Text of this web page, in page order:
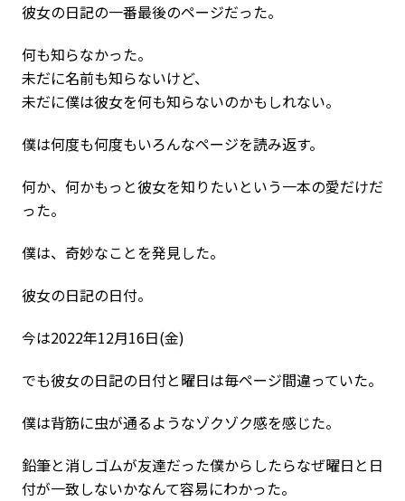
彼女の日記の一番最後のページだった。
何も知らなかった。
未だに名前も知らないけど、
未だに僕は彼女を何も知らないのかもしれない。
僕は何度も何度もいろんなページを読み返す。
何か、何かもっと彼女を知りたいという一本の愛だけだ
った。
僕は、奇妙なことを発見した。
彼女の日記の日付。
今は2022年12月16日(金)
でも彼女の日記の日付と曜日は毎ページ間違っていた。
僕は背筋に虫が通るようなゾクゾク感を感じた。
鉛筆と消しゴムが友達だった僕からしたらなぜ曜日と日
付が一致しないかなんて容易にわかった。